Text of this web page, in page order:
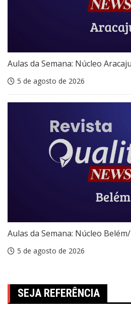
Aulas da Semana: Núcleo
5 de agosto de 2026
Aulas da Semana: Núcleo
5 de agosto de 2026
SEJA REFERÊNCIA